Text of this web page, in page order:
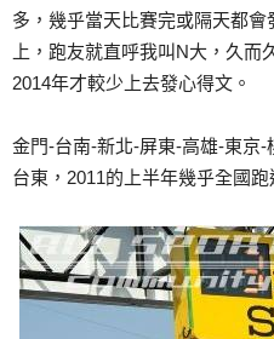
多，幾乎當天比賽完或隔天都
上，跑友就直呼我叫N大，久而
2014年才較少上去發心得文。
金門-台南-新北-屏東-高雄-東京
台東，2011的上半年幾乎全國